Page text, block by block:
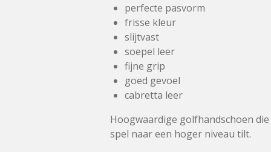
perfecte pasvorm
frisse kleur
slijtvast
soepel leer
fijne grip
goed gevoel
cabretta leer
Hoogwaardige golfhandschoen
spel naar een hoger niveau tilt.